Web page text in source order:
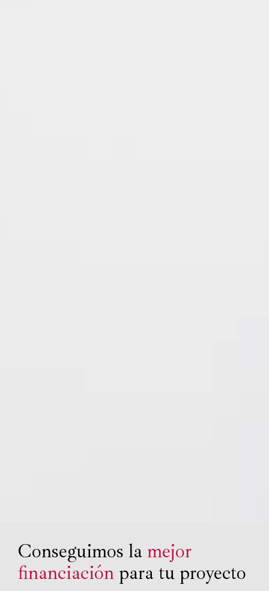
Conseguimos la mejor
financiación para tu proyecto